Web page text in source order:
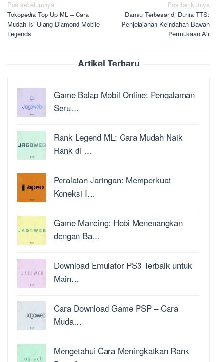
Navigasi
pos
Pos sebelumnya
Tokopedia Top Up ML – Cara
Mudah Isi Ulang Diamond Mobile
Legends
Pos berikutnya
Danau Terbesar di Dunia TTS:
Penjelajahan Keindahan Bawah
Permukaan Air
Artikel Terbaru
Game Balap Mobil Online: Pengalaman
Seru…
Rank Legend ML: Cara Mudah Naik
Rank di …
Peralatan Jaringan: Memperkuat
Koneksi I…
Game Mancing: Hobi Menenangkan
dengan Ba…
Download Emulator PS3 Terbaik untuk
Main…
Cara Download Game PSP – Cara
Muda…
Mengetahui Cara Meningkatkan Rank